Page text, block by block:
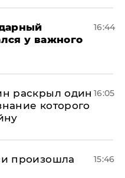
у важного
16:44
раскрыл один
которого
16:05
произошла
15:46